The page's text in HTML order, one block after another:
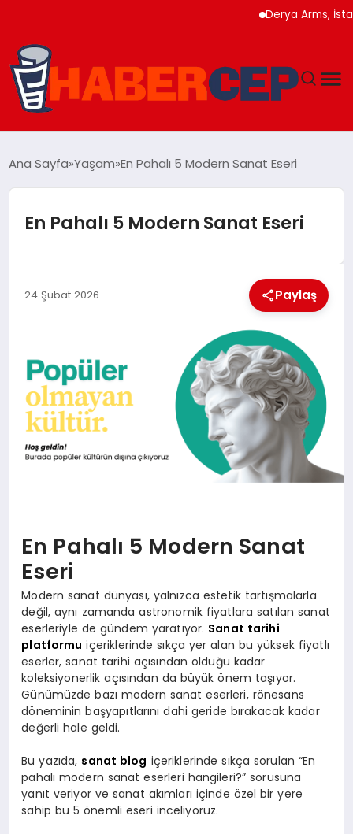
Derya Arms,
GÜNDEM
TEKNOLOJI
KÜLTÜREL
Ana Sayfa Yaşam En Pahalı 5 Modern Sanat Eseri
En Pahalı 5 Modern Sanat Eseri
24 Şubat 2026 Paylaş
En Pahalı 5 Modern Sanat
Eseri
Modern sanat dünyası, yalnızca estetik tartışmalarla
değil, aynı zamanda astronomik fiyatlara satılan sanat
eserleriyle de gündem yaratıyor. Sanat tarihi
platformu içeriklerinde sıkça yer alan bu yüksek fiyatlı
eserler, sanat tarihi açısından olduğu kadar
koleksiyonerlik açısından da büyük önem taşıyor.
Günümüzde bazı modern sanat eserleri, rönesans
döneminin başyapıtlarını dahi geride bırakacak kadar
değerli hale geldi.
Bu yazıda, sanat blog içeriklerinde sıkça sorulan “En
pahalı modern sanat eserleri hangileri?” sorusuna
yanıt veriyor ve sanat akımları içinde özel bir yere
sahip bu 5 önemli eseri inceliyoruz.